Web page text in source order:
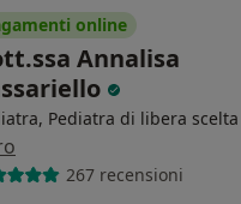
online
Annalisa
Pediatra di libera scelta
267 recensioni